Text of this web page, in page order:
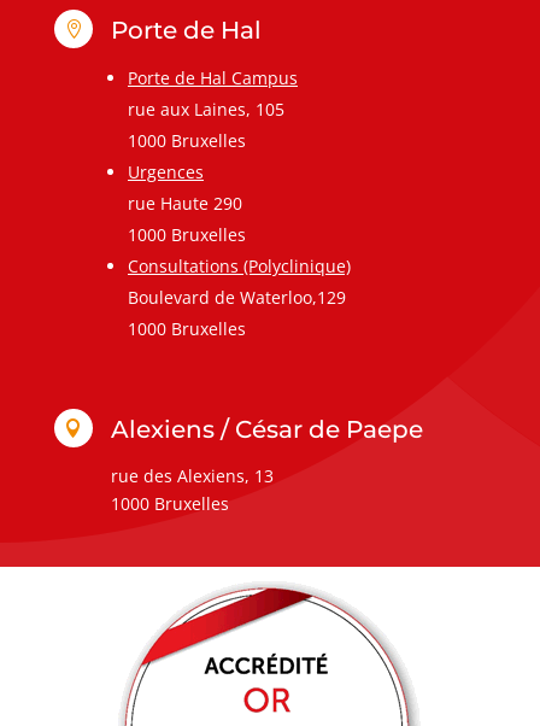
 Porte de Hal
Porte de Hal Campus
rue aux Laines, 105
1000 Bruxelles
Urgences
rue Haute 290
1000 Bruxelles
Consultations (Polyclinique)
Boulevard de Waterloo,129
1000 Bruxelles
 Alexiens / César de Paepe
rue des Alexiens, 13
1000 Bruxelles